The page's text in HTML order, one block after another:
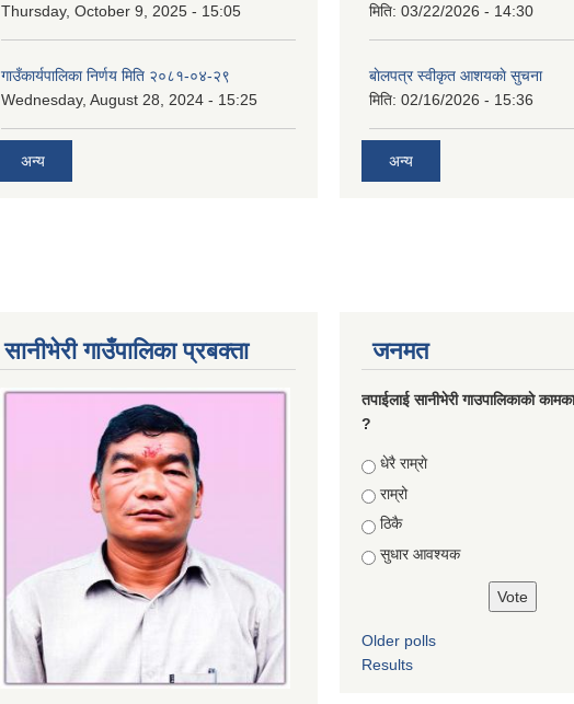
Thursday, October 9, 2025 - 15:05
गाउँकार्यपालिका निर्णय मिति २०८१-०४-२९
Wednesday, August 28, 2024 - 15:25
अन्य
मिति: 03/22/2026 - 14:30
बाेलपत्र स्वीकृत आशयकाे सुचना
मिति: 02/16/2026 - 15:36
अन्य
सानीभेरी गाउँपालिका प्रबक्ता जनमत
तपाईलाई सानीभेरी गाउपालिकाकाे
?
Choices
धेरै राम्राे
राम्रो
ठिकै
सुधार आवश्यक
Older polls
Results